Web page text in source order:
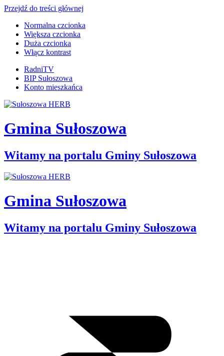
Przejdź do treści głównej
Normalna czcionka
Większa czcionka
Duża czcionka
Włącz kontrast
RadniTV
BIP Sułoszowa
Konto mieszkańca
Gmina Sułoszowa
Witamy na portalu Gminy Sułoszowa
Gmina Sułoszowa
Witamy na portalu Gminy Sułoszowa